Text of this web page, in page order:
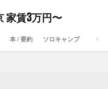
家賃3万円〜
本 / 要約 ソロキャンプ